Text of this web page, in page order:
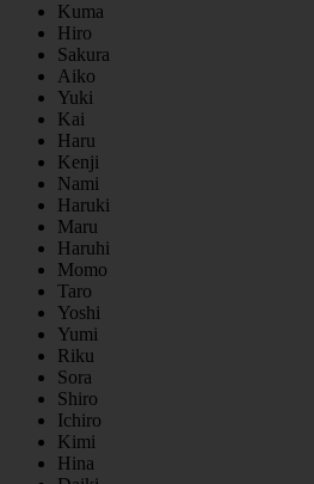
Kuma
Hiro
Sakura
Aiko
Yuki
Kai
Haru
Kenji
Nami
Haruki
Maru
Haruhi
Momo
Taro
Yoshi
Yumi
Riku
Sora
Shiro
Ichiro
Kimi
Hina